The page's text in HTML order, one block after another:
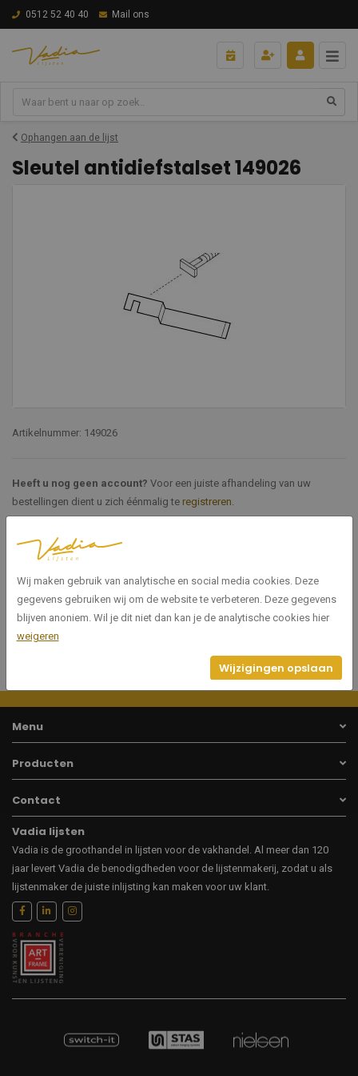
0512 52 40 40 Mail ons
Ophangen aan de lijst
Sleutel antidiefstalset 149026
Artikelnummer: 149026
Heeft u nog geen account? Voor een juiste afhandeling van uw
bestellingen dient u zich éénmalig te registreren.
Specificaties
Artikelnummer 149026
Menu
Producten
Contact
Vadia lijsten
Vadia is de groothandel in lijsten voor de vakhandel. Al meer dan 120
jaar levert Vadia de benodigdheden voor de lijstenmakerij, zodat u als
lijstenmaker de juiste inlijsting kan maken voor uw klant.
Wij maken gebruik van analytische en social media cookies. Deze
gegevens gebruiken wij om de website te verbeteren. Deze gegevens
blijven anoniem. Wil je dit niet dan kan je de analytische cookies hier
weigeren
Wijzigingen opslaan